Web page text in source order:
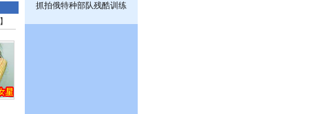
】
抓拍俄特种部队残酷训练